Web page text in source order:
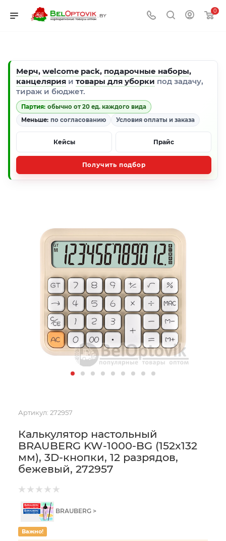
0
Мерч, welcome pack, подарочные наборы,
канцелярия и товары для уборки под задачу,
тираж и бюджет.
Партия: обычно от 20 ед. каждого вида
Меньше: по согласованию Условия оплаты и заказа
Кейсы Прайс
Получить подбор
Артикул: 272957
Калькулятор настольный
BRAUBERG KW-1000-BG (152x132
мм), 3D-кнопки, 12 разрядов,
бежевый, 272957
BRAUBERG >
Важно!